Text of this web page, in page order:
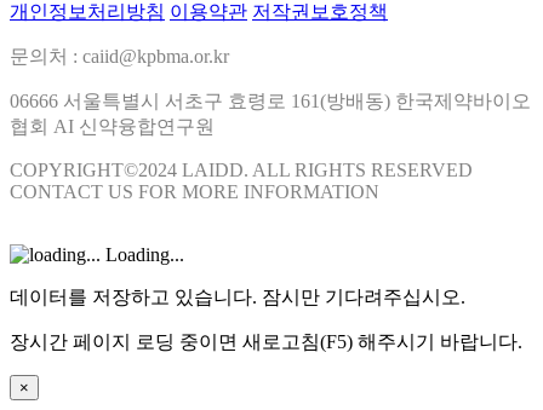
개인정보처리방침 이용약관 저작권보호정책
문의처 : caiid@kpbma.or.kr
06666 서울특별시 서초구 효령로 161(방배동) 한국제약바이오
협회 AI 신약융합연구원
COPYRIGHT©2024 LAIDD. ALL RIGHTS RESERVED
CONTACT US FOR MORE INFORMATION
Loading...
데이터를 저장하고 있습니다. 잠시만 기다려주십시오.
장시간 페이지 로딩 중이면 새로고침(F5) 해주시기 바랍니다.
×